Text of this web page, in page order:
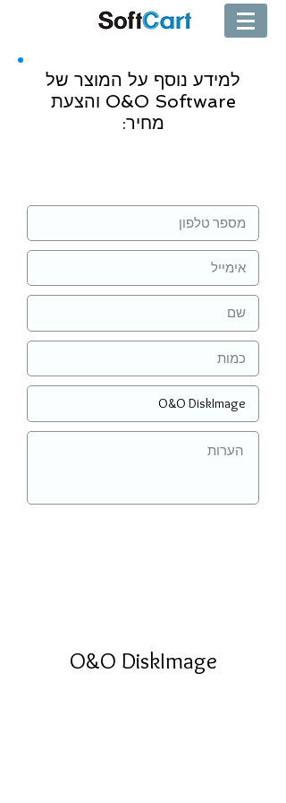
למידע נוסף על המוצר של
O&O Software והצעת
מחיר:
O&O DiskImage